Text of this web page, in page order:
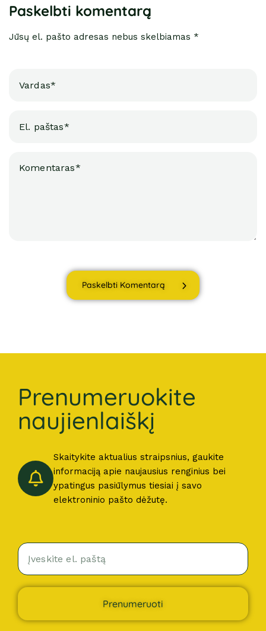
Paskelbti komentarą
Jūsų el. pašto adresas nebus skelbiamas *
Paskelbti Komentarą
Prenumeruokite
naujienlaiškį
Skaitykite aktualius straipsnius, gaukite
informaciją apie naujausius renginius bei
ypatingus pasiūlymus tiesiai į savo
elektroninio pašto dėžutę.
Prenumeruoti